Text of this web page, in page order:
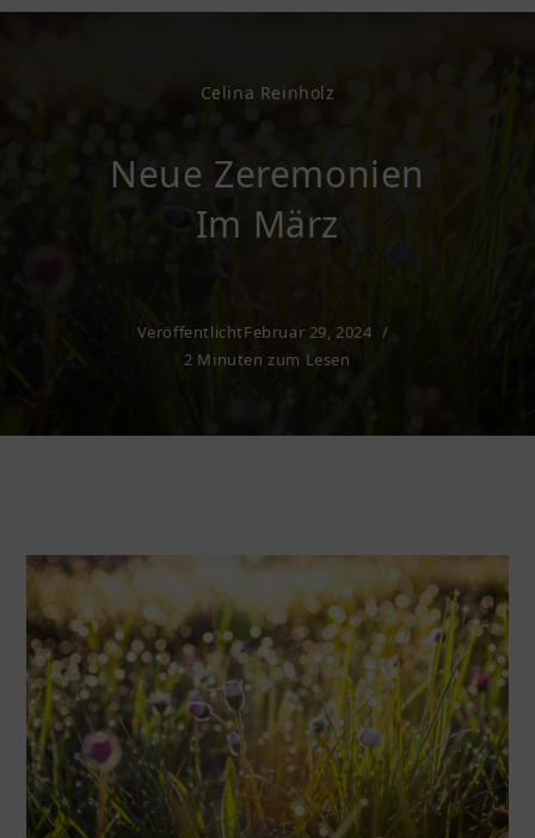
Celina Reinholz
Neue Zeremonien
Im März
VeröffentlichtFebruar 29, 2024
2 Minuten zum Lesen